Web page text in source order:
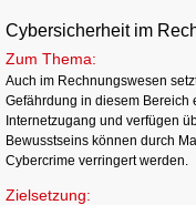
Cybersicherheit im
Zum Thema:
Auch im Rechnungswesen
Gefährdung in diesem Bereich
Internetzugang und verfügen
Bewusstseins können durch
Cybercrime verringert werden.
Zielsetzung: